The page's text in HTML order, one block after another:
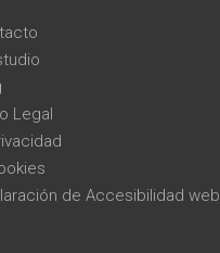
Legal
de Accesibilidad web